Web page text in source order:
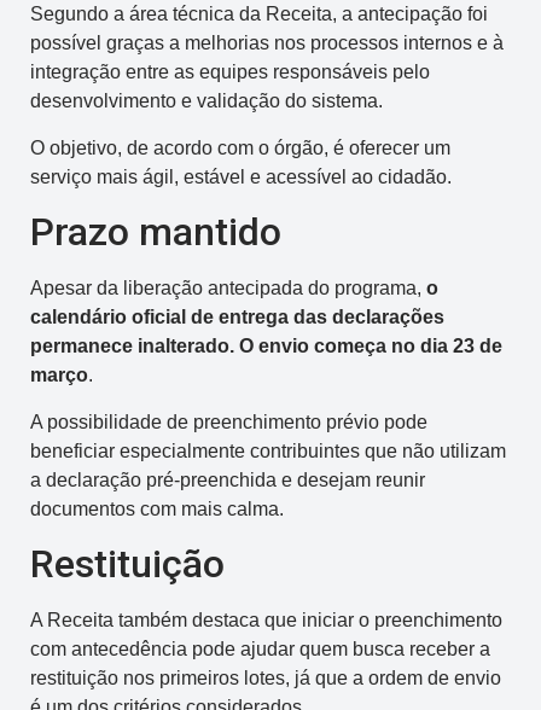
Segundo a área técnica da Receita, a antecipação foi
possível graças a melhorias nos processos internos e à
integração entre as equipes responsáveis pelo
desenvolvimento e validação do sistema.
O objetivo, de acordo com o órgão, é oferecer um
serviço mais ágil, estável e acessível ao cidadão.
Prazo mantido
Apesar da liberação antecipada do programa, o
calendário oficial de entrega das declarações
permanece inalterado. O envio começa no dia 23 de
março.
A possibilidade de preenchimento prévio pode
beneficiar especialmente contribuintes que não utilizam
a declaração pré-preenchida e desejam reunir
documentos com mais calma.
Restituição
A Receita também destaca que iniciar o preenchimento
com antecedência pode ajudar quem busca receber a
restituição nos primeiros lotes, já que a ordem de envio